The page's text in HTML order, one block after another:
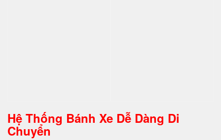
Hệ Thống Bánh Xe Dễ Dàng Di
Chuyển